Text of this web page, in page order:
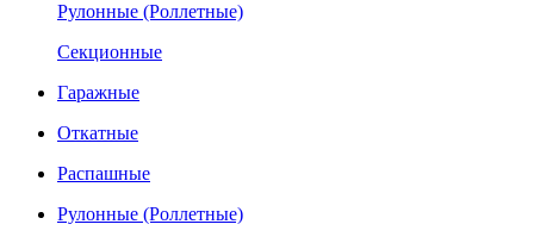
Рулонные (Роллетные)
Секционные
Гаражные
Откатные
Распашные
Рулонные (Роллетные)